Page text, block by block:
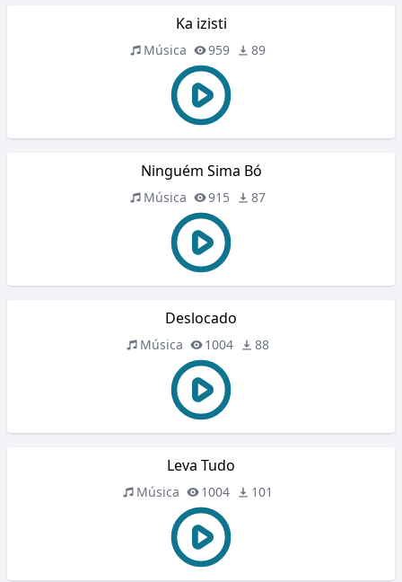
Ka izisti
Música 959 89
Ninguém Sima Bó
Música 915 87
Deslocado
Música 1004 88
Leva Tudo
Música 1004 101